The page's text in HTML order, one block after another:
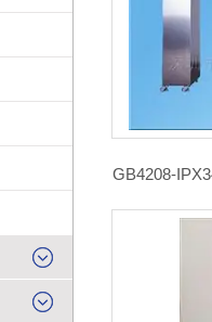
GB4208-